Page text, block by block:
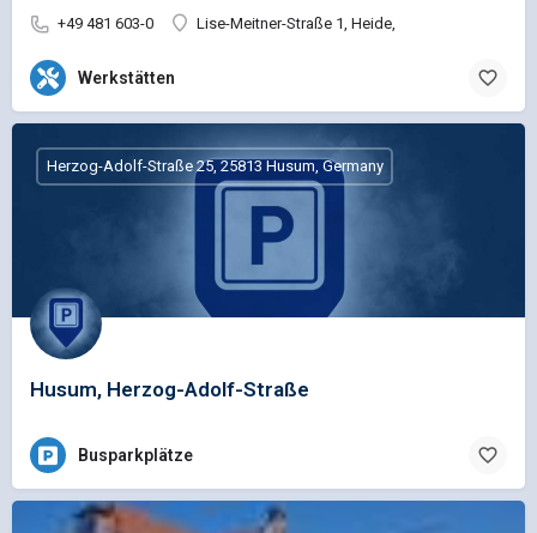
+49 481 603-0
Lise-Meitner-Straße 1, Heide,
Werkstätten
Husum, Herzog-Adolf-Straße
Herzog-Adolf-Straße 25, 25813 Husum, Germany
Busparkplätze